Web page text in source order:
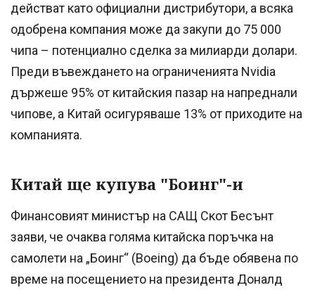
действат като официални дистрибутори, а всяка
одобрена компания може да закупи до 75 000
чипа – потенциално сделка за милиарди долари.
Преди въвеждането на ограниченията Nvidia
държеше 95% от китайския пазар на напреднали
чипове, а Китай осигуряваше 13% от приходите на
компанията.
Китай ще купува "Боинг"-и
Финансовият министър на САЩ Скот Бесънт
заяви, че очаква голяма китайска поръчка на
самолети на „Боинг“ (Boeing) да бъде обявена по
време на посещението на президента Доналд